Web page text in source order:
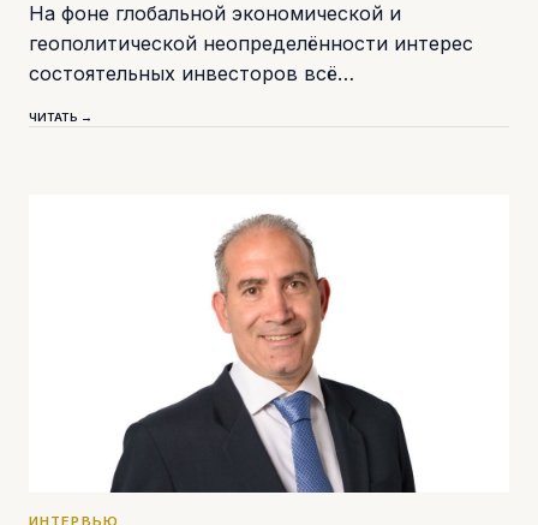
На фоне глобальной экономической и
геополитической неопределённости интерес
состоятельных инвесторов всё…
ЧИТАТЬ →